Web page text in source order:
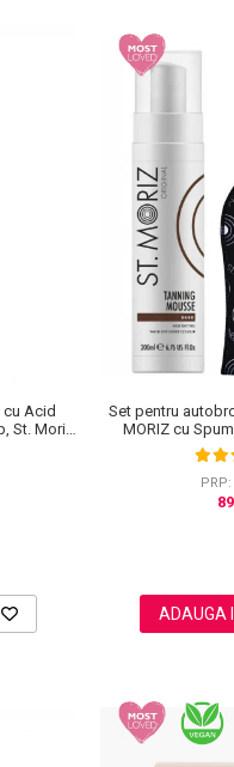
Acid
St. Moriz
Set pentru
MORIZ cu
Manusa
ADAUGA